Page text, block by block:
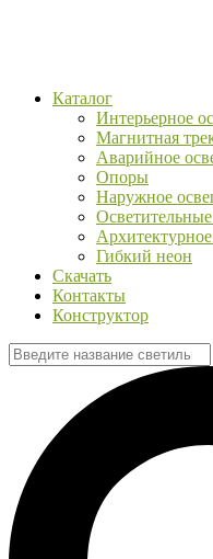
Каталог
Интерьерное
Магнитная
Аварийное
Опоры
Наружное
Гибкий неон
Скачать
Контакты
Конструктор